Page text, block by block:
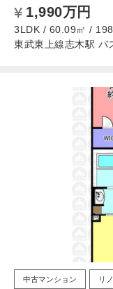
1,990万円
3LDK / 60.09㎡ /
東武東上線志木駅 バ
中古マンション リ